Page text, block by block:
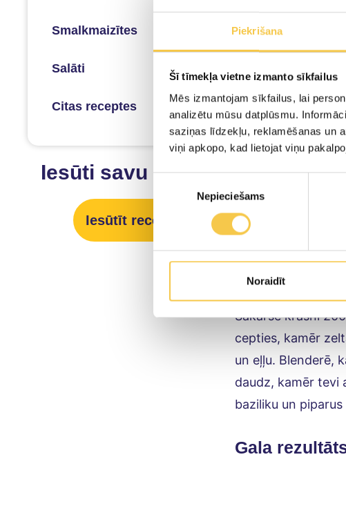
Piekrišana
Šī tīmekļa vietne izmanto sīkfailus
Mēs izmantojam sīkfailus, lai
analizētu mūsu datplūsmu.
saziņas līdzekļu, reklamēšanas un
viņi apkopo, kad lietojat viņu
izvēle
Nepieciešams
Noraidīt
Smalkmaizītes
Salāti
Citas receptes
Iesūti savu recepti
Iesūtīt recepti
svaigi malti
1 ēd.k. smalki
20 ml vīnogu
240 g nokāsti
1/4 tējk. malta
1 ēd.k. tahini
20 ml olīveļļas
Smiltenes
olīveļļa un
Pagatavošana
Sakarsē krāsni
cepties, kamēr
un eļļu. Blenderē,
daudz, kamēr tevi
baziliku un
Gala